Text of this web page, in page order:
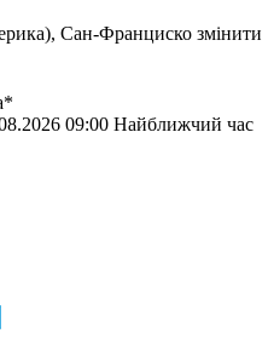
Сан-Франциско змінити
09:00 Найближчий час